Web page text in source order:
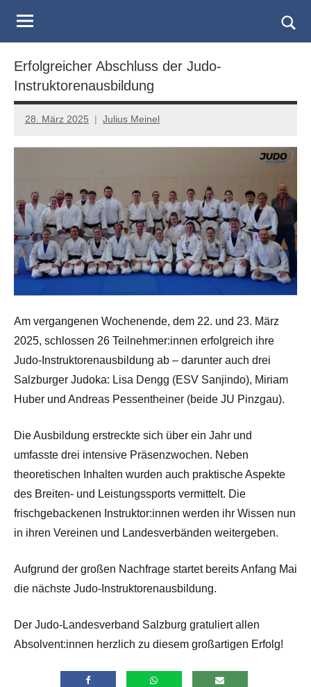
Judo
Landesverband
Salzburg
Erfolgreicher Abschluss der Judo-
Instruktorenausbildung
28. März 2025 Julius Meinel
Am vergangenen Wochenende, dem 22. und 23. März
2025, schlossen 26 Teilnehmer:innen erfolgreich ihre
Judo-Instruktorenausbildung ab – darunter auch drei
Salzburger Judoka: Lisa Dengg (ESV Sanjindo), Miriam
Huber und Andreas Pessentheiner (beide JU Pinzgau).
Die Ausbildung erstreckte sich über ein Jahr und
umfasste drei intensive Präsenzwochen. Neben
theoretischen Inhalten wurden auch praktische Aspekte
des Breiten- und Leistungssports vermittelt. Die
frischgebackenen Instruktor:innen werden ihr Wissen nun
in ihren Vereinen und Landesverbänden weitergeben.
Aufgrund der großen Nachfrage startet bereits Anfang Mai
die nächste Judo-Instruktorenausbildung.
Der Judo-Landesverband Salzburg gratuliert allen
Absolvent:innen herzlich zu diesem großartigen Erfolg!